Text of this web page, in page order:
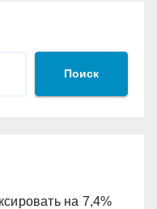
Поиск
на 7,4%